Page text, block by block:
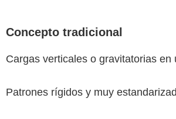
Concepto tradicional
Cargas verticales o gravitatorias en
Patrones rígidos y muy